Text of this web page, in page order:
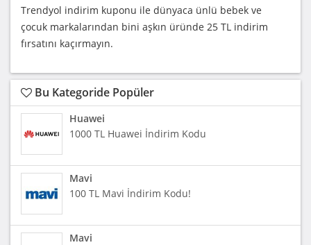
Trendyol indirim kuponu ile dünyaca ünlü bebek ve
çocuk markalarından bini aşkın üründe 25 TL indirim
fırsatını kaçırmayın.
Bu Kategoride Popüler
Huawei
1000 TL Huawei İndirim Kodu
Mavi
100 TL Mavi İndirim Kodu!
Mavi